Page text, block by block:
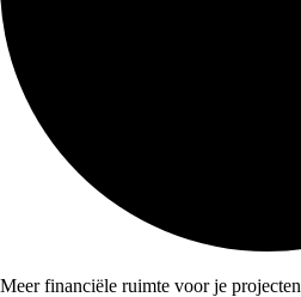
Meer financiële ruimte voor je projecten